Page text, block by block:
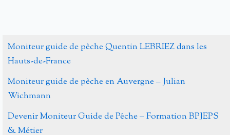
Moniteur guide de pêche Quentin LEBRIEZ dans les
Hauts-de-France
Moniteur guide de pêche en Auvergne – Julian
Wichmann
Devenir Moniteur Guide de Pêche – Formation BPJEPS
& Métier